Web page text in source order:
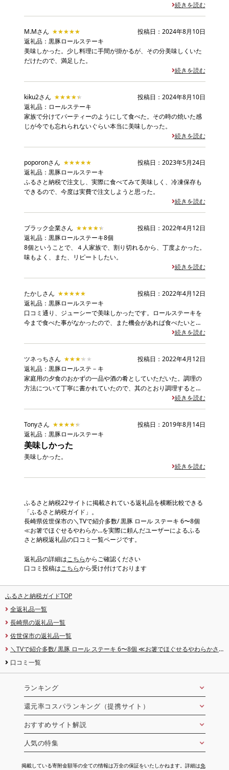
続きを読む
M.Mさん ★★★★★
★★★★★
投稿日：2024年8月10日
返礼品：黒豚ロールステーキ
美味しかった。少し料理に手間が掛かるが、その分美味しくいた
だけたので、満足した。
続きを読む
kiku2さん ★★★★★
★★★★★
投稿日：2024年8月10日
返礼品：ロールステーキ
家族で分けてパーティーのようにして食べた。その時の焼いた感
じが今でも忘れられないぐらい本当に美味しかった。
続きを読む
poporonさん ★★★★★
★★★★★
投稿日：2023年5月24日
返礼品：黒豚ロールステーキ
ふるさと納税で注文し、実際に食べてみて美味しく、冷凍保存も
できるので、今度は実費で注文しようと思った。
続きを読む
ブラック企業さん ★★★★★
★★★★★
投稿日：2022年4月12日
返礼品：黒豚ロールステーキ8個
8個ということで、４人家族で、割り切れるから、丁度よかった。
味もよく、また、リピートしたい。
続きを読む
たかしさん ★★★★★
★★★★★
投稿日：2022年4月12日
返礼品：黒豚ロールステーキ
口コミ通り、ジューシーで美味しかったです。ロールステーキを
今まで食べた事がなかったので、また機会があれば食べたいと思
続きを読む
ツネっちさん ★★★★★
★★★★★
投稿日：2022年4月12日
返礼品：黒豚ロールステ－キ
家庭用の夕食のおかずの一品や酒の肴としていただいた。調理の
方法について丁寧に書かれていたので、其のとおり調理すると美
続きを読む
Tonyさん ★★★★★
★★★★★
投稿日：2019年8月14日
返礼品：黒豚ロールステーキ
美味しかった
美味しかった。
続きを読む
ふるさと納税22サイトに掲載されている返礼品を横断比較できる
「ふるさと納税ガイド」。
長崎県佐世保市の＼TVで紹介多数/ 黒豚 ロール ステーキ 6〜8個
≪お箸でほぐせるやわらか…を実際に頼んだユーザーによるふる
さと納税返礼品の口コミ一覧ページです。
返礼品の詳細はこちらからご確認ください
口コミ投稿はこちらから受け付けております
ふるさと納税ガイドTOP
全返礼品一覧
長崎県の返礼品一覧
佐世保市の返礼品一覧
＼TVで紹介多数/ 黒豚 ロール ステーキ 6〜8個 ≪お箸でほぐせるやわらかさ
ト ジューシー ギフト 贈り物 おすすめ おかず 簡単調理 人気 送料無料 長崎県 佐
世保市 豊味館
口コミ一覧
ランキング
還元率コスパランキング（提携サイト）
おすすめサイト解説
人気の特集
掲載している寄附金額等の全ての情報は万全の保証をいたしかねます。詳細は免